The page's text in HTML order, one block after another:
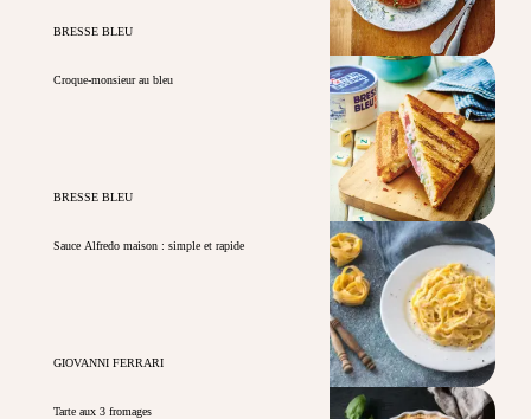
BRESSE BLEU
Croque-monsieur au bleu
BRESSE BLEU
Sauce Alfredo maison : simple et rapide
GIOVANNI FERRARI
Tarte aux 3 fromages